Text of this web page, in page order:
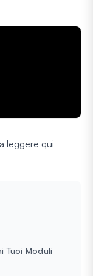
leggere qui
Tuoi Moduli